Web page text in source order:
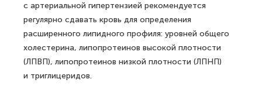
с артериальной гипертензией рекомендуется
регулярно сдавать кровь для определения
расширенного липидного профиля: уровней общего
холестерина, липопротеинов высокой плотности
(ЛПВП), липопротеинов низкой плотности (ЛПНП)
и триглицеридов.